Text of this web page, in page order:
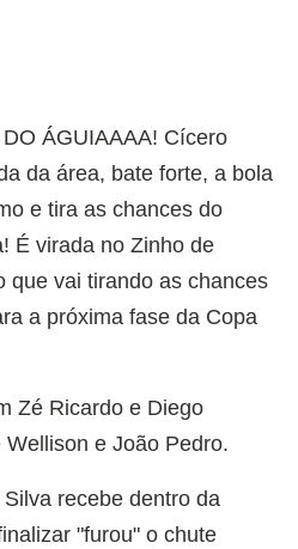
ÁGUIAAAA! Cícero
da área, bate forte, a bola
e tira as chances do
É virada no Zinho de
que vai tirando as chances
a próxima fase da Copa
Zé Ricardo e Diego
e João Pedro.
recebe dentro da
"furou" o chute